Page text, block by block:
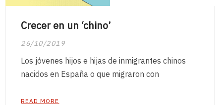
Crecer en un ‘chino’
26/10/2019
Los jóvenes hijos e hijas de inmigrantes chinos
nacidos en España o que migraron con
READ MORE